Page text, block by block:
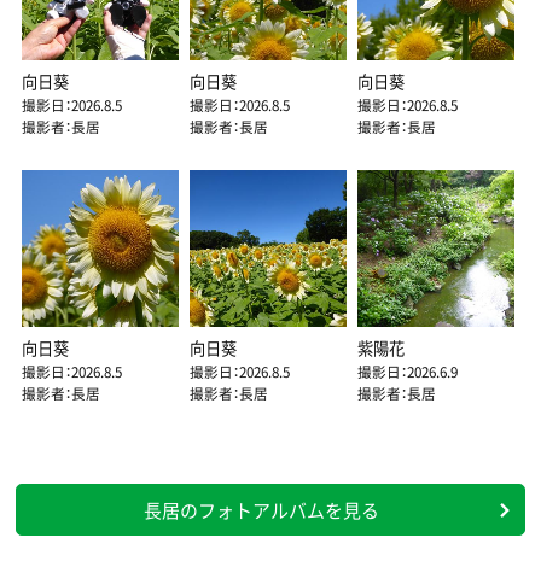
向日葵
撮影日：2026.8.5
撮影者：長居
向日葵
撮影日：2026.8.5
撮影者：長居
向日葵
撮影日：2026.8.5
撮影者：長居
向日葵
撮影日：2026.8.5
撮影者：長居
向日葵
撮影日：2026.8.5
撮影者：長居
紫陽花
撮影日：2026.6.9
撮影者：長居
長居のフォトアルバムを見る